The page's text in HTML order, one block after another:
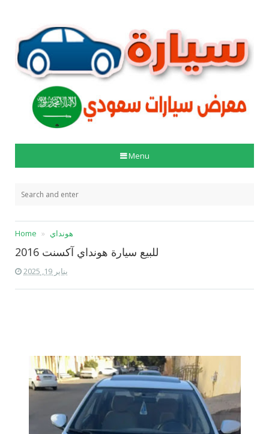
Menu
Home هونداي
للبيع سيارة هونداي آكسنت 2016
يناير 19, 2025